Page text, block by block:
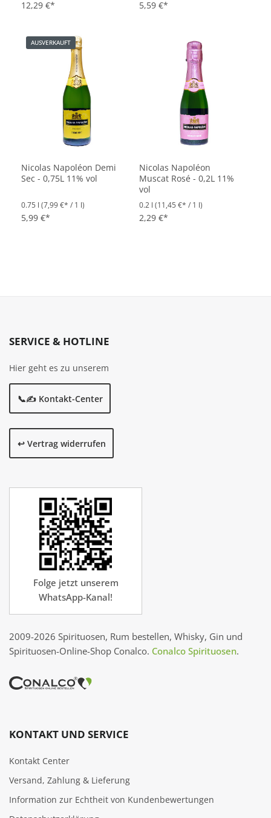
12,29 €* 5,59 €*
AUSVERKAUFT
Nicolas Napoléon Demi
Sec - 0,75L 11% vol
0.75 l (7,99 €* / 1 l)
5,99 €*
Nicolas Napoléon
Muscat Rosé - 0,2L 11%
vol
0.2 l (11,45 €* / 1 l)
2,29 €*
SERVICE & HOTLINE
Hier geht es zu unserem
📞✍️ Kontakt-Center
↩️ Vertrag widerrufen
Folge jetzt unserem
WhatsApp-Kanal!
2009-2026 Spirituosen, Rum bestellen, Whisky, Gin und
Spirituosen-Online-Shop Conalco. Conalco Spirituosen.
KONTAKT UND SERVICE
Kontakt Center
Versand, Zahlung & Lieferung
Information zur Echtheit von Kundenbewertungen